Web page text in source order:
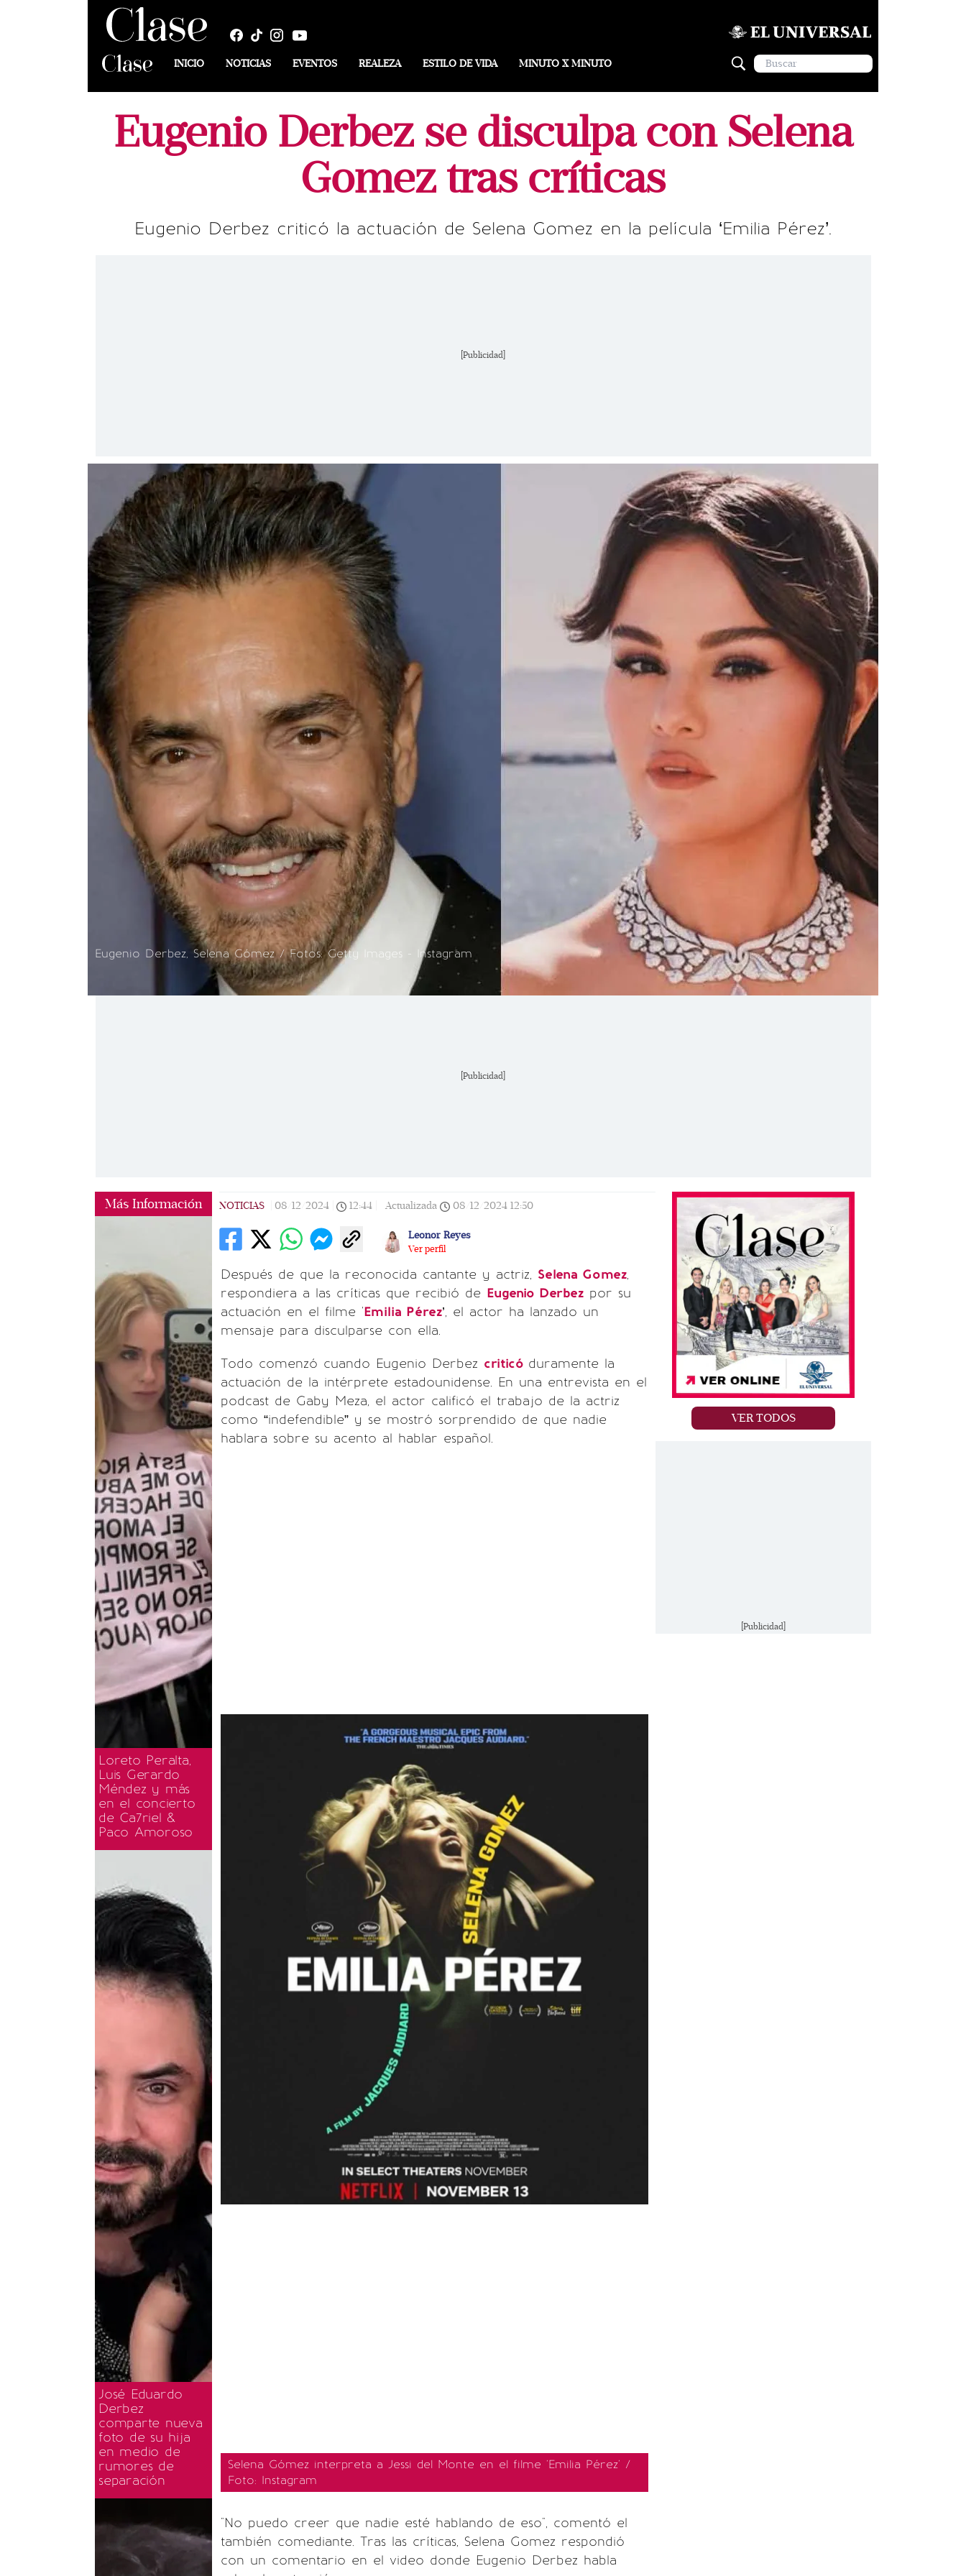
INICIO NOTICIAS EVENTOS REALEZA ESTILO DE VIDA MINUTO X MINUTO
Eugenio Derbez se disculpa con ⁠Selena
Gomez tras críticas
Eugenio Derbez criticó la actuación de Selena Gomez en la película ‘Emilia Pérez’.
[Publicidad]
Eugenio Derbez, Selena Gómez / Fotos: Getty Images - Instagram
[Publicidad]
Más Información
Loreto Peralta,
Luis Gerardo
Méndez y más
en el concierto
de Ca7riel &
Paco Amoroso
José Eduardo
Derbez
comparte nueva
foto de su hija
en medio de
rumores de
separación
NOTICIAS 08/12/2024 12:44 Actualizada 08/12/2024 12:50
Leonor Reyes
Ver perfil
Después de que la reconocida cantante y actriz, Selena Gomez,
respondiera a las críticas que recibió de Eugenio Derbez por su
actuación en el filme 'Emilia Pérez’, el actor ha lanzado un
mensaje para disculparse con ella.
Todo comenzó cuando Eugenio Derbez criticó duramente la
actuación de la intérprete estadounidense. En una entrevista en el
podcast de Gaby Meza, el actor calificó el trabajo de la actriz
como “indefendible” y se mostró sorprendido de que nadie
hablara sobre su acento al hablar español.
Selena Gómez interpreta a Jessi del Monte en el filme 'Emilia Pérez' /
Foto: Instagram
"No puedo creer que nadie esté hablando de eso", comentó el
también comediante. Tras las críticas, Selena Gomez respondió
con un comentario en el video donde Eugenio Derbez habla
VER TODOS
[Publicidad]